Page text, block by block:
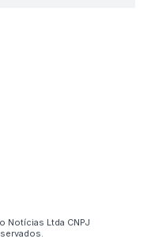
Notícias Ltda CNPJ